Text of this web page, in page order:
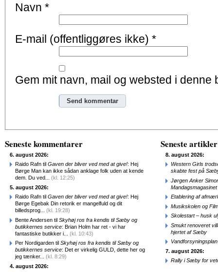
Navn *
E-mail (offentliggøres ikke) *
Gem mit navn, mail og websted i
Seneste kommentarer
6. august 2026:
Raido Rafn til Gaven der bliver ved med at give!: Hej
Børge Man kan ikke sådan anklage folk uden at kende
dem. Du ved... (kl. 12:25)
5. august 2026:
Raido Rafn til Gaven der bliver ved med at give!: Hej
Børge Egebak Din retorik er mangelfuld og dit
billedsprog... (kl. 19:28)
Bente Andersen til Skyhøj ros fra kendis til Sæby og
butikkernes service: Brian Holm har ret - vi har
fantastiske butikker i... (kl. 10:43)
Per Nordigarden til Skyhøj ros fra kendis til Sæby og
butikkernes service: Det er virkelig GULD, dette her og
jeg tænker... (kl. 8:29)
4. august 2026:
Seneste artikler
8. august 2026:
Western Girls
skabte fest på
Jørgen Anker
Mandagsmagasinet
Etablering af
Musikskolen og
Skolestart – husk
Smukt renoveret
hjertet af Sæby
7. august 2026:
Rally i Sæby for